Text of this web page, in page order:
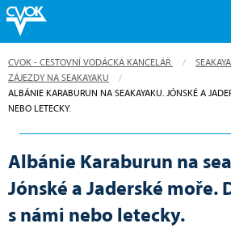
CVOK - CESTOVNÍ VODÁCKÁ KANCELÁŘ
ZÁJEZDY NA SEAKAYAKU
CURRENT:
ALBÁNIE KARABURUN NA SEAKAYAKU. JÓNSKÉ A
NEBO LETECKY.
Albánie Karaburun na
Jónské a Jaderské moře.
s námi nebo letecky.